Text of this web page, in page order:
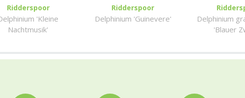
Ridderspoor
'Kleine
Nachtmusik'
Ridderspoor
Delphinium 'Guinevere'
Delphinium
'Blauer